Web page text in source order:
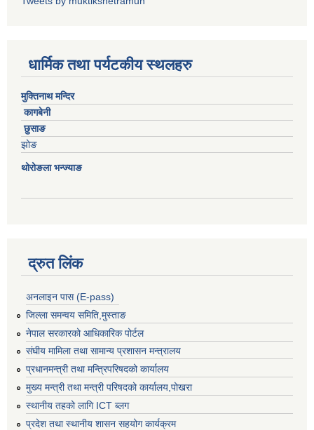
धार्मिक तथा पर्यटकीय स्थलहरु
मुक्तिनाथ मन्दिर
कागबेनी
छुसाङ
झोङ
थोरोङला भन्ज्याङ
द्रुत लिंक
अनलाइन पास (E-pass)
जिल्ला समन्वय समिति,मुस्ताङ
नेपाल सरकारको आधिकारिक पोर्टल
संघीय मामिला तथा सामान्य प्रशासन मन्त्रालय
प्रधानमन्त्री तथा मन्त्रिपरिषदको कार्यालय
मुख्य मन्त्री तथा मन्त्री परिषदको कार्यालय,पोखरा
स्थानीय तहको लागि ICT ब्लग
प्रदेश तथा स्थानीय शासन सहयोग कार्यक्रम